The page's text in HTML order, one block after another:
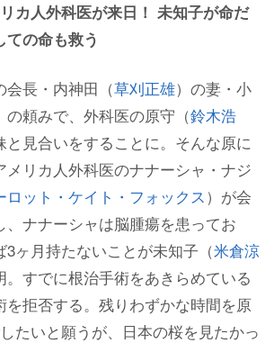
カ人外科医が来日！ 未知子が命だ
ての命も救う
会長・内神田（草刈正雄）の妻・小
の頼みで、外科医の原守（鈴木浩
と見合いをすることに。そんな原に
メリカ人外科医のナナーシャ・ナジ
ロット・ケイト・フォックス）が会
、ナナーシャは脳腫瘍を患ってお
3ヶ月持たないことが未知子（米倉涼
。すでに根治手術をあきらめている
を拒否する。残りわずかな時間を原
たいと願うが、日本の桜を見たかっ